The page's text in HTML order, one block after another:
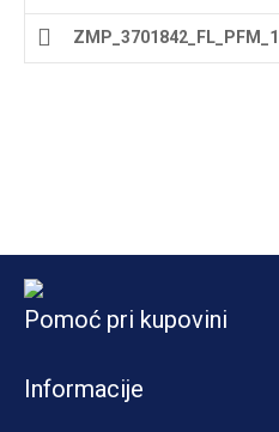
Pomoć pri kupovini
Informacije